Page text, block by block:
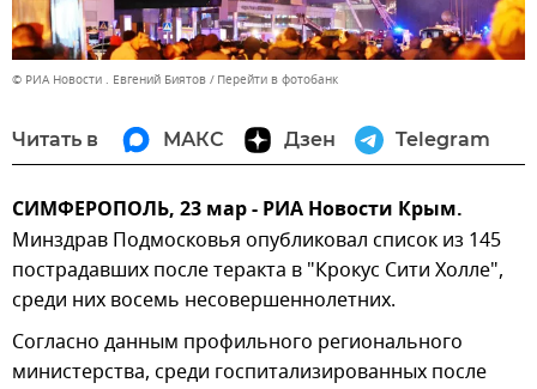
© РИА Новости . Евгений Биятов Перейти в фотобанк
Читать в МАКС Дзен Telegram
СИМФЕРОПОЛЬ, 23 мар - РИА Новости Крым.
Минздрав Подмосковья опубликовал список из 145
пострадавших после теракта в "Крокус Сити Холле",
среди них восемь несовершеннолетних.
Согласно данным профильного регионального
министерства, среди госпитализированных после